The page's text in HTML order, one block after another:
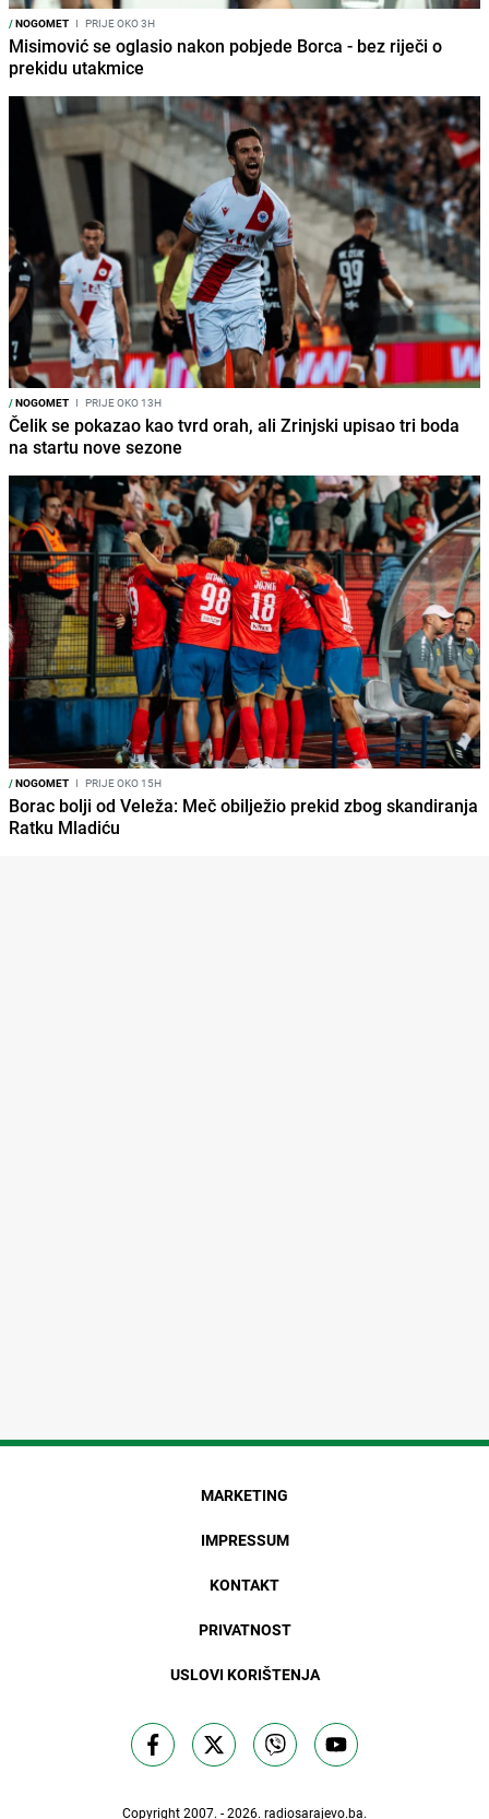
/NOGOMET I PRIJE OKO 3H
Misimović se oglasio nakon pobjede Borca - bez riječi o
prekidu utakmice
/NOGOMET I PRIJE OKO 13H
Čelik se pokazao kao tvrd orah, ali Zrinjski upisao tri boda
na startu nove sezone
/NOGOMET I PRIJE OKO 15H
Borac bolji od Veleža: Meč obilježio prekid zbog skandiranja
Ratku Mladiću
MARKETING
IMPRESSUM
KONTAKT
PRIVATNOST
USLOVI KORIŠTENJA
Copyright 2007. - 2026. radiosarajevo.ba.